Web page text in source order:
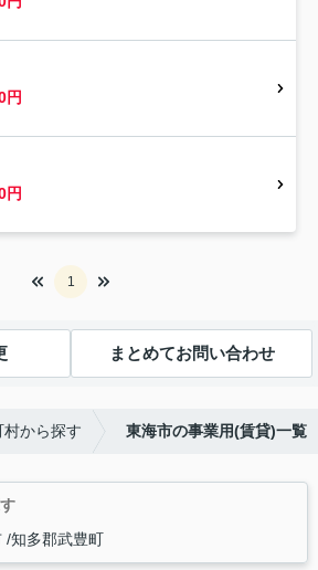
円
円
1
まとめてお問い合わせ
村から探す 東海市の事業用(賃貸)一覧
知多郡武豊町